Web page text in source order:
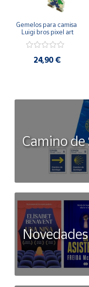
Gemelos para camisa
Luigi bros pixel art
24,90 €
Camino